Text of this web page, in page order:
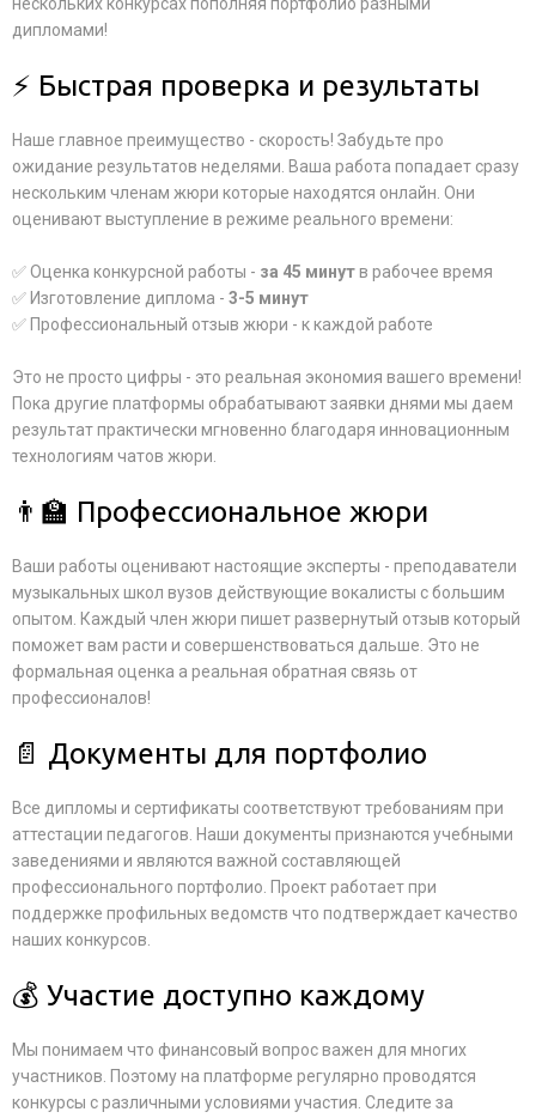
дипломами!
⚡ Быстрая проверка и результаты
Наше главное преимущество - скорость! Забудьте про
ожидание результатов неделями. Ваша работа попадает сразу
нескольким членам жюри которые находятся онлайн. Они
оценивают выступление в режиме реального времени:
✅ Оценка конкурсной работы - за 45 минутв рабочее время
✅ Изготовление диплома - 3-5 минут
✅ Профессиональный отзыв жюри - к каждой работе
Это не просто цифры - это реальная экономия вашего времени!
Пока другие платформы обрабатывают заявки днями мы даем
результат практически мгновенно благодаря инновационным
технологиям чатов жюри.
👨‍🏫 Профессиональное жюри
Ваши работы оценивают настоящие эксперты - преподаватели
музыкальных школ вузов действующие вокалисты с большим
опытом. Каждый член жюри пишет развернутый отзыв который
поможет вам расти и совершенствоваться дальше. Это не
формальная оценка а реальная обратная связь от
профессионалов!
📄 Документы для портфолио
Все дипломы и сертификаты соответствуют требованиям при
аттестации педагогов. Наши документы признаются учебными
заведениями и являются важной составляющей
профессионального портфолио. Проект работает при
поддержке профильных ведомств что подтверждает качество
наших конкурсов.
💰 Участие доступно каждому
Мы понимаем что финансовый вопрос важен для многих
участников. Поэтому на платформе регулярно проводятся
конкурсы с различными условиями участия. Следите за